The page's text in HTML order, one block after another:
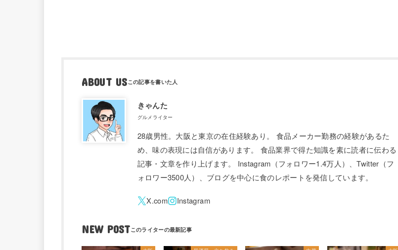
ABOUT US
きゃんた
グルメライター
28歳男性。大阪と東京の在住経験あり。 食品メーカー勤務の経験があるた
め、味の表現には自信があります。 食品業界で得た知識を素に読者に伝わる
記事・文章を作り上げます。 Instagram（フォロワー1.4万人）、Twitter（フ
ォロワー3500人）、ブログを中心に食のレポートを発信しています。
NEW POST